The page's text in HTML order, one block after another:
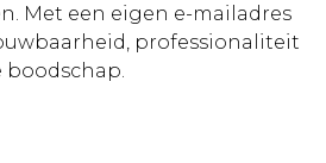
Met een eigen e-mailadres
professionaliteit